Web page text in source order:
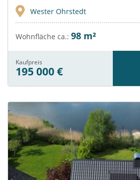
Wester Ohrstedt
Wohnfläche ca.: 98 m²
Kaufpreis
195 000 €